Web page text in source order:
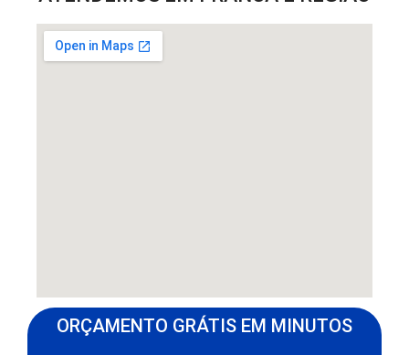
ORÇAMENTO GRÁTIS EM MINUTOS